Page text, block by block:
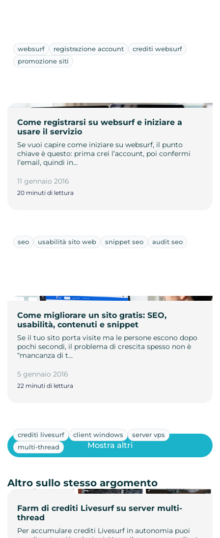
websurf registrazione account
crediti websurf
promozione siti
Come registrarsi su websurf e iniziare a
usare il servizio
Se vuoi capire come iniziare su websurf, il punto
chiave è questo: prima crei l’account, poi confermi
l’email, quindi in…
11 gennaio 2016
20 minuti di lettura
seo usabilità sito web snippet seo audit seo
Come migliorare un sito gratis: SEO,
usabilità, contenuti e snippet
Se il tuo sito porta visite ma le persone escono dopo
pochi secondi, il problema di crescita spesso non è
“mancanza di t…
5 gennaio 2016
22 minuti di lettura
crediti livesurf client windows
server vps
multi-thread
Farm di crediti Livesurf su server multi-
thread
Per accumulare crediti Livesurf in autonomia puoi
Mostra altri
Altro sullo stesso argomento